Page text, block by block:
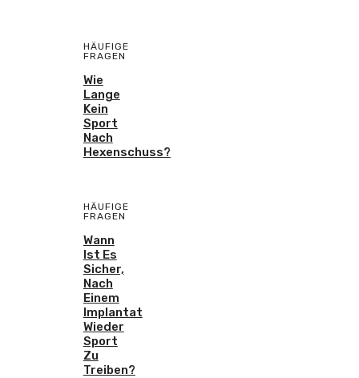
HÄUFIGE
FRAGEN
Wie
Lange
Kein
Sport
Nach
Hexenschuss?
HÄUFIGE
FRAGEN
Wann
Ist Es
Sicher,
Nach
Einem
Implantat
Wieder
Sport
Zu
Treiben?